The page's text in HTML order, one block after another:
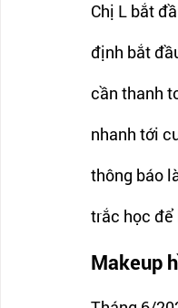
Chị L bắt
định bắt
cần thanh
nhanh tới
thông báo
trắc học để
Makeup